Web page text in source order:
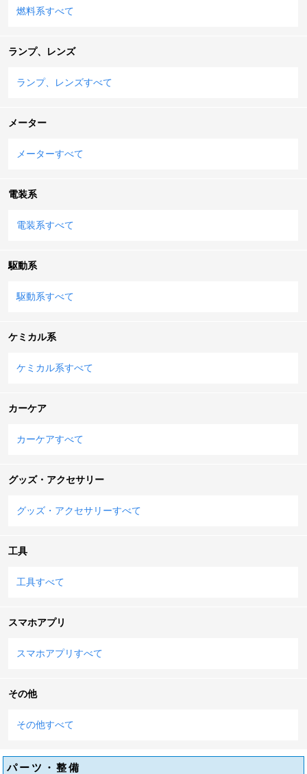
燃料系すべて
ランプ、レンズ
ランプ、レンズすべて
メーター
メーターすべて
電装系
電装系すべて
駆動系
駆動系すべて
ケミカル系
ケミカル系すべて
カーケア
カーケアすべて
グッズ・アクセサリー
グッズ・アクセサリーすべて
工具
工具すべて
スマホアプリ
スマホアプリすべて
その他
その他すべて
パーツ・整備